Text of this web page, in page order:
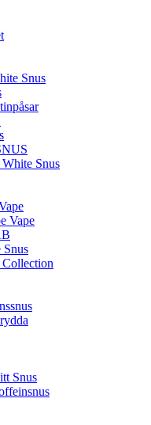
Snus
Snus
Vape
Snus